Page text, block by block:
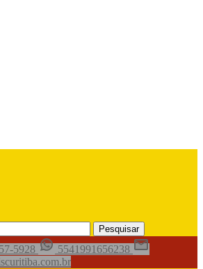
5928
5541991656238